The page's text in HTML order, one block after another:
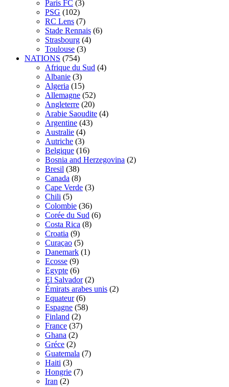
Paris FC (3)
PSG (102)
RC Lens (7)
Stade Rennais (6)
Strasbourg (4)
Toulouse (3)
NATIONS (754)
Afrique du Sud (4)
Albanie (3)
Algeria (15)
Allemagne (52)
Angleterre (20)
Arabie Saoudite (4)
Argentine (43)
Australie (4)
Autriche (3)
Belgique (16)
Bosnia and Herzegovina (2)
Bresil (38)
Canada (8)
Cape Verde (3)
Chili (5)
Colombie (36)
Corée du Sud (6)
Costa Rica (8)
Croatia (9)
Curaçao (5)
Danemark (1)
Ecosse (9)
Egypte (6)
El Salvador (2)
Émirats arabes unis (2)
Equateur (6)
Espagne (58)
Finland (2)
France (37)
Ghana (2)
Gréce (2)
Guatemala (7)
Haiti (3)
Hongrie (7)
Iran (2)